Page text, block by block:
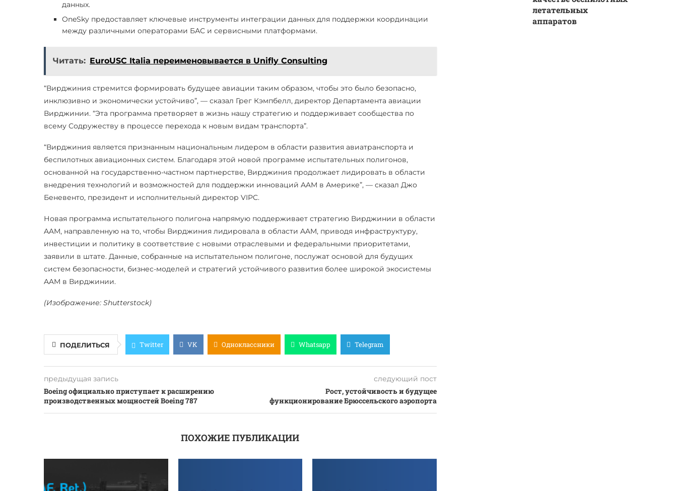
данных.
OneSky предоставляет ключевые инструменты интеграции данных для поддержки координации
между различными операторами БАС и сервисными платформами.
Читать: EuroUSC Italia переименовывается в Unifly Consulting
“Вирджиния стремится формировать будущее авиации таким образом, чтобы это было безопасно,
инклюзивно и экономически устойчиво”, — сказал Грег Кэмпбелл, директор Департамента авиации
Вирджинии. “Эта программа претворяет в жизнь нашу стратегию и поддерживает сообщества по
всему Содружеству в процессе перехода к новым видам транспорта”.
“Вирджиния является признанным национальным лидером в области развития авиатранспорта и
беспилотных авиационных систем. Благодаря этой новой программе испытательных полигонов,
основанной на государственно-частном партнерстве, Вирджиния продолжает лидировать в области
внедрения технологий и возможностей для поддержки инноваций AAM в Америке”, — сказал Джо
Беневенто, президент и исполнительный директор VIPC.
Новая программа испытательного полигона напрямую поддерживает стратегию Вирджинии в области
AAM, направленную на то, чтобы Вирджиния лидировала в области AAM, приводя инфраструктуру,
инвестиции и политику в соответствие с новыми отраслевыми и федеральными приоритетами,
заявили в штате. Данные, собранные на испытательном полигоне, послужат основой для будущих
систем безопасности, бизнес-моделей и стратегий устойчивого развития более широкой экосистемы
AAM в Вирджинии.
(Изображение: Shutterstock)
ПОДЕЛИТЬСЯ Twitter VK Одноклассники Whatsapp Telegram
предыдущая запись
Boeing официально приступает к расширению
производственных мощностей Boeing 787
следующий пост
Рост, устойчивость и будущее
функционирование Брюссельского аэропорта
ПОХОЖИЕ ПУБЛИКАЦИИ
летательных
аппаратов